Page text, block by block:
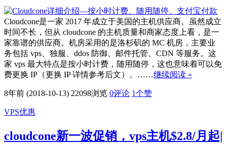
Cloudcone是一家 2017 年成立于美国的主机供应商。虽然成立
时间不长，但从 cloudcone 的主机质量和商家态度上看，是一
家靠谱的供应商。机房采用的是洛杉矶的 MC 机房，主要业
务包括 vps、独服、ddos 防御、邮件托管、CDN 等服务。这
家 vps 最大特点是按小时计费，随用随停，这也意味着可以免
费更换 IP（更换 IP 详情参考后文）。……继续阅读 »
8年前 (2018-10-13) 22098浏览 0评论 1个赞
VPS优惠
cloudcone新一波促销，vps主机$2.8/月起|